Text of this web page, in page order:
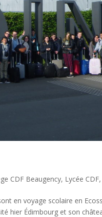
CDF Beaugency, Lycée CDF,
en voyage scolaire en
hier Édimbourg et son